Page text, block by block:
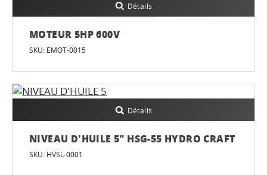
Détails
MOTEUR 5HP 600V
SKU: EMOT-0015
Détails
NIVEAU D'HUILE 5" HSG-55 HYDRO CRAFT
SKU: HVSL-0001